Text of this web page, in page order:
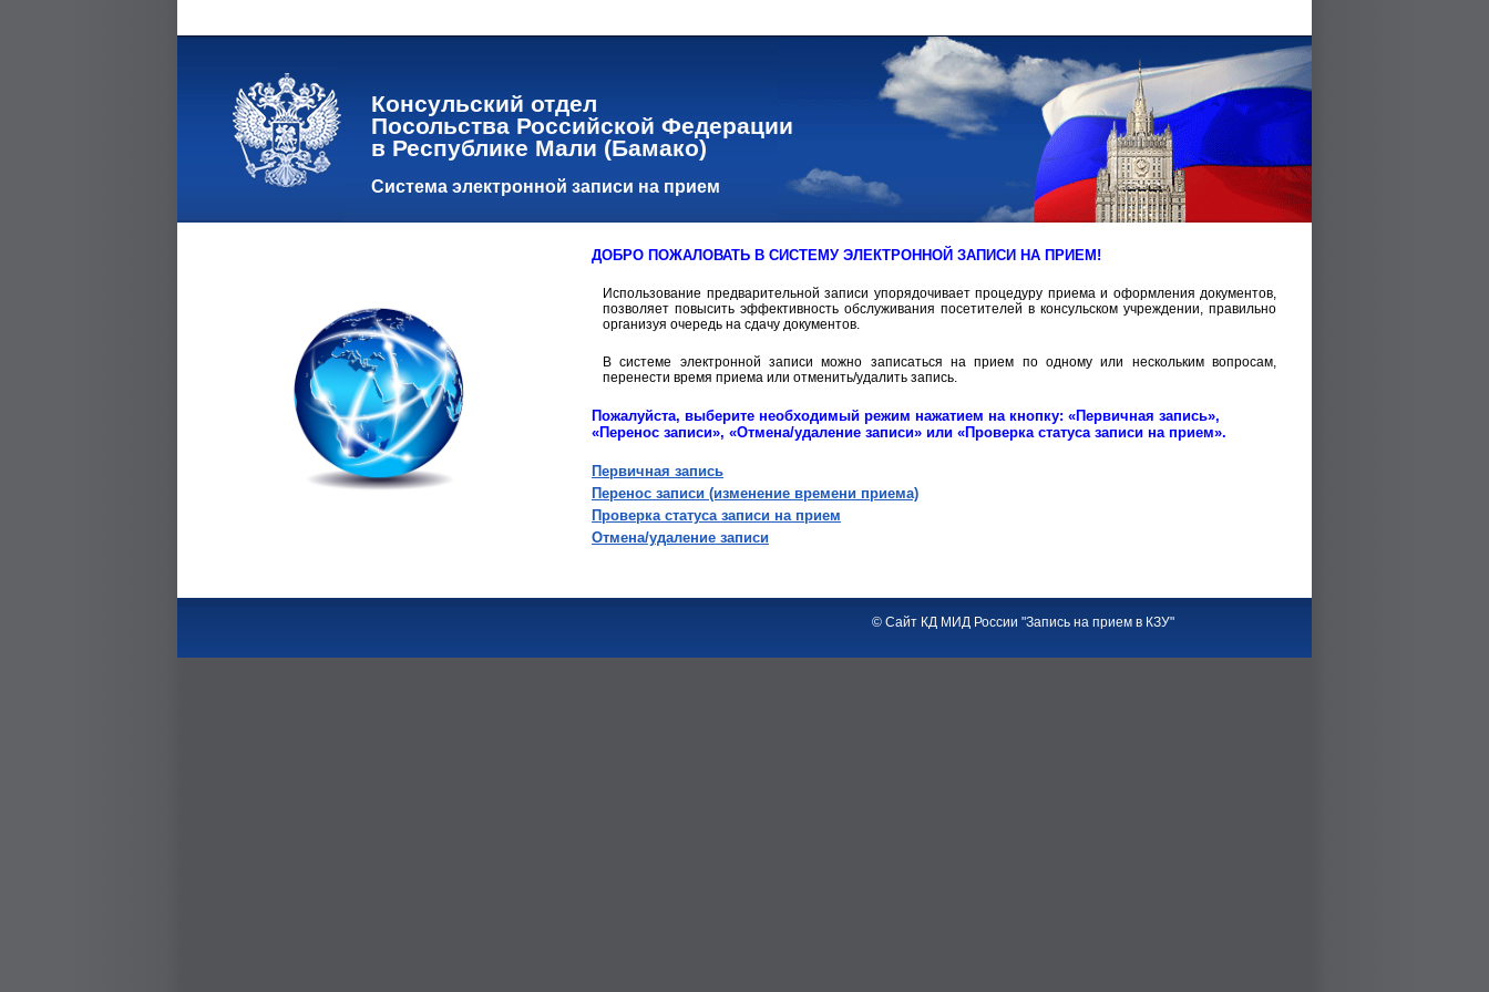
Консульский отдел
Посольства Российской Федерации
в Республике Мали (Бамако)
Система электронной записи на прием
ДОБРО ПОЖАЛОВАТЬ В СИСТЕМУ ЭЛЕКТРОННОЙ ЗАПИСИ НА ПРИЕМ!
Использование предварительной записи упорядочивает процедуру приема и оформления документов,
позволяет повысить эффективность обслуживания посетителей в консульском учреждении, правильно
организуя очередь на сдачу документов.
В системе электронной записи можно записаться на прием по одному или нескольким вопросам,
перенести время приема или отменить/удалить запись.
Пожалуйста, выберите необходимый режим нажатием на кнопку: «Первичная запись»,
«Перенос записи», «Отмена/удаление записи» или «Проверка статуса записи на прием».
Первичная запись
Перенос записи (изменение времени приема)
Проверка статуса записи на прием
Отмена/удаление записи
© Сайт КД МИД России "Запись на прием в КЗУ"